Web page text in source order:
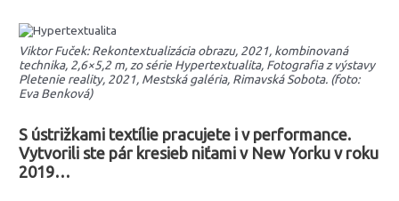
Viktor Fuček: Rekontextualizácia obrazu, 2021, kombinovaná
technika, 2,6×5,2 m, zo série Hypertextualita, Fotografia z výstavy
Pletenie reality, 2021, Mestská galéria, Rimavská Sobota. (foto:
Eva Benková)
S ústrižkami textílie pracujete i v performance.
Vytvorili ste pár kresieb niťami v New Yorku v roku
2019…